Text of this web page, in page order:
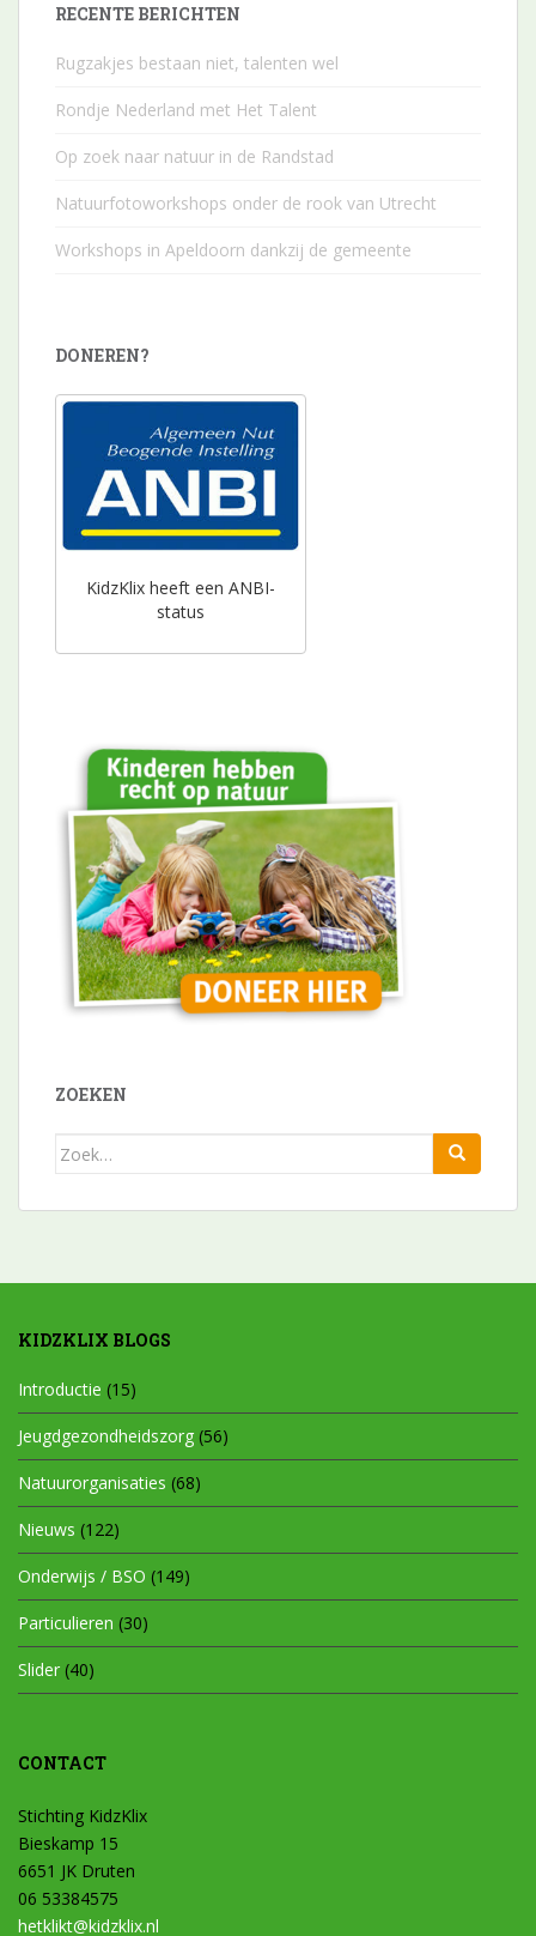
RECENTE BERICHTEN
Rugzakjes bestaan niet, talenten wel
Rondje Nederland met Het Talent
Op zoek naar natuur in de Randstad
Natuurfotoworkshops onder de rook van Utrecht
Workshops in Apeldoorn dankzij de gemeente
DONEREN?
KidzKlix heeft een ANBI-
status
ZOEKEN
Zoek
KIDZKLIX BLOGS
Introductie (15)
Jeugdgezondheidszorg (56)
Natuurorganisaties (68)
Nieuws (122)
Onderwijs / BSO (149)
Particulieren (30)
Slider (40)
CONTACT
Stichting KidzKlix
Bieskamp 15
6651 JK Druten
06 53384575
hetklikt@kidzklix.nl